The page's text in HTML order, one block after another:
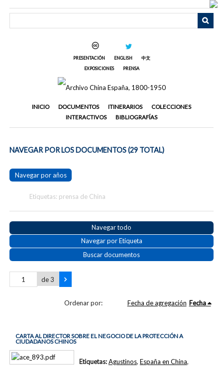
PRESENTACIÓN ENGLISH
中文
EXPOSICIONES
PRENSA
INICIO DOCUMENTOS ITINERARIOS
COLECCIONES
INTERACTIVOS
BIBLIOGRAFÍAS
NAVEGAR POR LOS DOCUMENTOS (29 TOTAL)
Navegar por años
Etiquetas: prensa de China
Navegar todo
Navegar por Etiqueta
Buscar documentos
de 3
Ordenar por: Fecha de agregación Fecha
CARTA AL DIRECTOR SOBRE EL NEGOCIO DE LA PROTECCIÓN A
CIUDADANOS CHINOS
Etiquetas:Agustinos, España en China,